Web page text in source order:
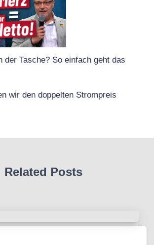
der Tasche? So einfach geht das
wir den doppelten Strompreis
Related Posts